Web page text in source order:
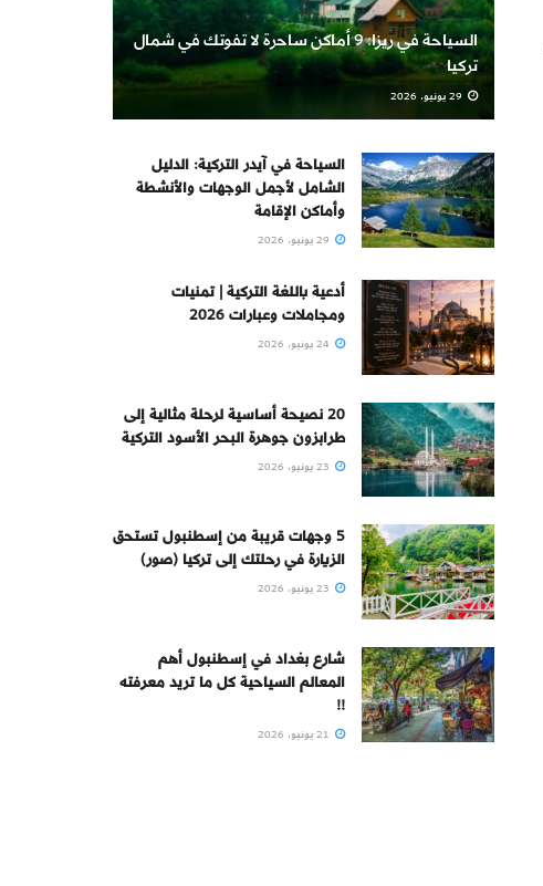
السياحة في ريزا: 9 أماكن ساحرة لا تفوتك في شمال
تركيا
السياحة في آيدر التركية: الدليل
الشامل لأجمل الوجهات والأنشطة
وأماكن الإقامة
أدعية باللغة التركية | تمنيات
ومجاملات وعبارات 2026
20 نصيحة أساسية لرحلة مثالية إلى
طرابزون جوهرة البحر الأسود التركية
5 وجهات قريبة من إسطنبول تستحق
الزيارة في رحلتك إلى تركيا (صور)
شارع بغداد في إسطنبول أهم
المعالم السياحية كل ما تريد معرفته
!!